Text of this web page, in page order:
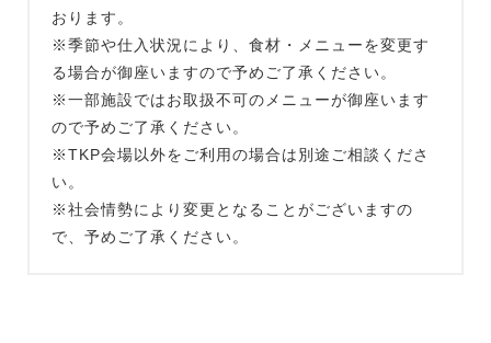
おります。
※季節や仕入状況により、食材・メニューを変更す
る場合が御座いますので予めご了承ください。
※一部施設ではお取扱不可のメニューが御座います
ので予めご了承ください。
※TKP会場以外をご利用の場合は別途ご相談くださ
い。
※社会情勢により変更となることがございますの
で、予めご了承ください。